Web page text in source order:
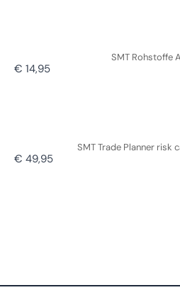
SMT Rohstoffe
€ 14,95
SMT Trade Planner risk
€ 49,95